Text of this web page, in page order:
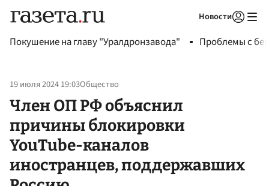
Новости
Покушение на главу "Уралдронзавода" Проблемы с
19 июля 2024 19:03Общество
Член ОП РФ объяснил
причины блокировки
YouTube-каналов
иностранцев, поддержавших